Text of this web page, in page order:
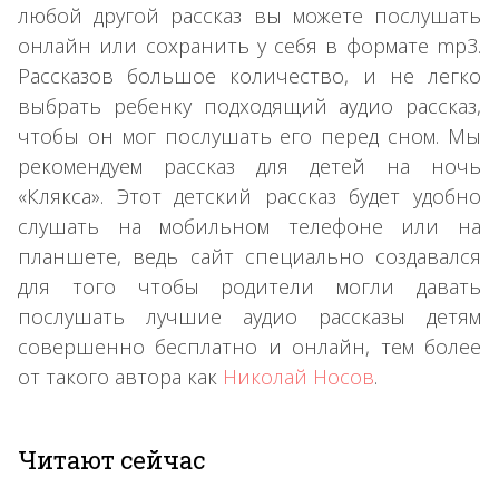
любой другой рассказ вы можете послушать
онлайн или сохранить у себя в формате mp3.
Рассказов большое количество, и не легко
выбрать ребенку подходящий аудио рассказ,
чтобы он мог послушать его перед сном. Мы
рекомендуем рассказ для детей на ночь
«Клякса». Этот детский рассказ будет удобно
слушать на мобильном телефоне или на
планшете, ведь сайт специально создавался
для того чтобы родители могли давать
послушать лучшие аудио рассказы детям
совершенно бесплатно и онлайн, тем более
от такого автора как Николай Носов.
Читают сейчас